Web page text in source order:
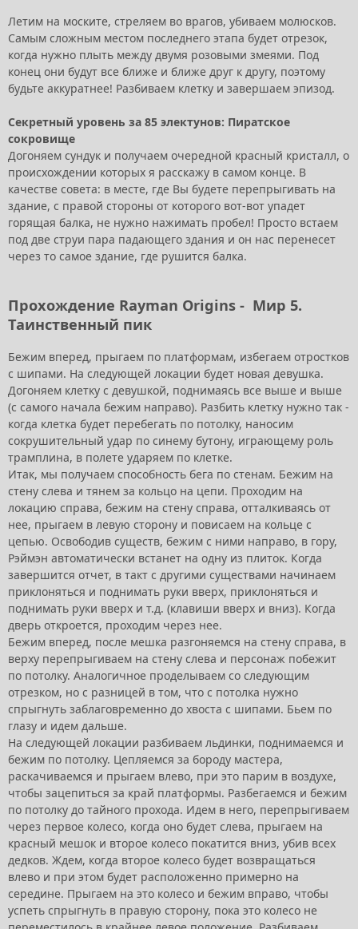
Летим на моските, стреляем во врагов, убиваем молюсков.
Самым сложным местом последнего этапа будет отрезок,
когда нужно плыть между двумя розовыми змеями. Под
конец они будут все ближе и ближе друг к другу, поэтому
будьте аккуратнее! Разбиваем клетку и завершаем эпизод.
Секретный уровень за 85 электунов: Пиратское
сокровище
Догоняем сундук и получаем очередной красный кристалл, о
происхождении которых я расскажу в самом конце. В
качестве совета: в месте, где Вы будете перепрыгивать на
здание, с правой стороны от которого вот-вот упадет
горящая балка, не нужно нажимать пробел! Просто встаем
под две струи пара падающего здания и он нас перенесет
через то самое здание, где рушится балка.
Прохождение Rayman Origins - Мир 5.
Таинственный пик
Бежим вперед, прыгаем по платформам, избегаем отростков
с шипами. На следующей локации будет новая девушка.
Догоняем клетку с девушкой, поднимаясь все выше и выше
(с самого начала бежим направо). Разбить клетку нужно так -
когда клетка будет перебегать по потолку, наносим
сокрушительный удар по синему бутону, играющему роль
трамплина, в полете ударяем по клетке.
Итак, мы получаем способность бега по стенам. Бежим на
стену слева и тянем за кольцо на цепи. Проходим на
локацию справа, бежим на стену справа, отталкиваясь от
нее, прыгаем в левую сторону и повисаем на кольце с
цепью. Освободив существ, бежим с ними направо, в гору,
Рэймэн автоматически встанет на одну из плиток. Когда
завершится отчет, в такт с другими существами начинаем
приклоняться и поднимать руки вверх, приклоняться и
поднимать руки вверх и т.д. (клавиши вверх и вниз). Когда
дверь откроется, проходим через нее.
Бежим вперед, после мешка разгоняемся на стену справа, в
верху перепрыгиваем на стену слева и персонаж побежит
по потолку. Аналогичное проделываем со следующим
отрезком, но с разницей в том, что с потолка нужно
спрыгнуть заблаговременно до хвоста с шипами. Бьем по
глазу и идем дальше.
На следующей локации разбиваем льдинки, поднимаемся и
бежим по потолку. Цепляемся за бороду мастера,
раскачиваемся и прыгаем влево, при это парим в воздухе,
чтобы зацепиться за край платформы. Разбегаемся и бежим
по потолку до тайного прохода. Идем в него, перепрыгиваем
через первое колесо, когда оно будет слева, прыгаем на
красный мешок и второе колесо покатится вниз, убив всех
дедков. Ждем, когда второе колесо будет возвращаться
влево и при этом будет расположенно примерно на
середине. Прыгаем на это колесо и бежим вправо, чтобы
успеть спрыгнуть в правую сторону, пока это колесо не